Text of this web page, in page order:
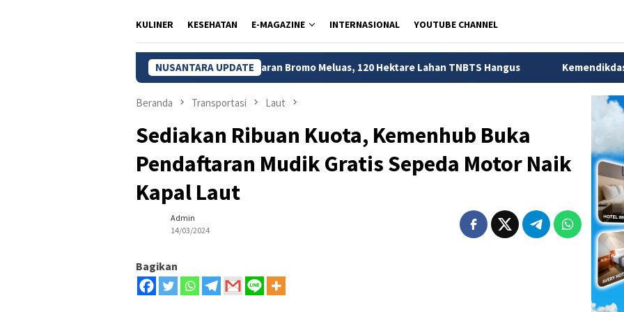
KULINER KESEHATAN E-MAGAZINE INTERNASIONAL YOUTUBE CHANNEL
NUSANTARA UPDATE
Kebakaran Bromo Meluas, 120 Hektare Lahan TNBTS Hangus Kemendikdasmen Ungkap 56
Beranda Transportasi Laut
Sediakan Ribuan Kuota, Kemenhub Buka
Pendaftaran Mudik Gratis Sepeda Motor Naik
Kapal Laut
Admin
14/03/2024
Bagikan